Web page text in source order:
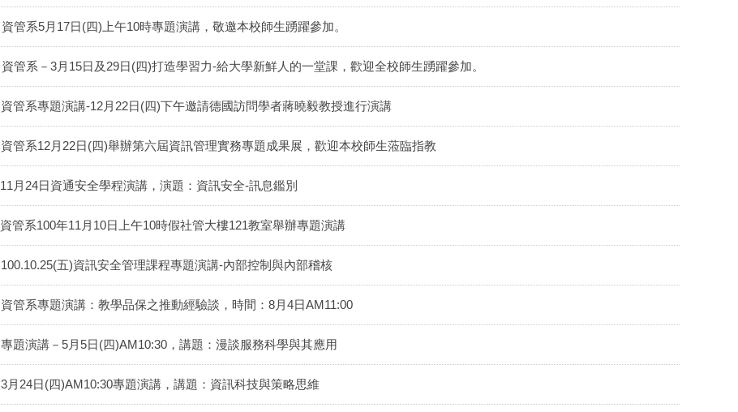
資管系5月17日(四)上午10時專題演講，敬邀本校師生踴躍參加。
資管系－3月15日及29日(四)打造學習力-給大學新鮮人的一堂課，歡迎全校師生踴躍參加。
資管系專題演講-12月22日(四)下午邀請德國訪問學者蔣曉毅教授進行演講
資管系12月22日(四)舉辦第六屆資訊管理實務專題成果展，歡迎本校師生蒞臨指教
11月24日資通安全學程演講，演題：資訊安全-訊息鑑別
資管系100年11月10日上午10時假社管大樓121教室舉辦專題演講
100.10.25(五)資訊安全管理課程專題演講-內部控制與內部稽核
資管系專題演講：教學品保之推動經驗談，時間：8月4日AM11:00
專題演講－5月5日(四)AM10:30，講題：漫談服務科學與其應用
3月24日(四)AM10:30專題演講，講題：資訊科技與策略思維